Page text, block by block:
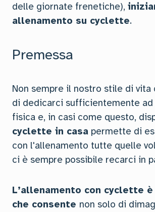
delle giornate frenetiche),
allenamento su cyclette.
Premessa
Non sempre il nostro stile di
di dedicarci sufficientemente ad
fisica e, in casi come questo,
cyclette in casa permette di
con l'allenamento tutte quelle
ci è sempre possibile recarci in
L’allenamento con cyclette
che consente non solo di